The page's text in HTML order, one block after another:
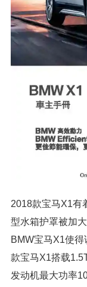
2018款宝马X1有
型水箱护罩被加
BMW宝马X1使
款宝马X1搭载
发动机最大功率